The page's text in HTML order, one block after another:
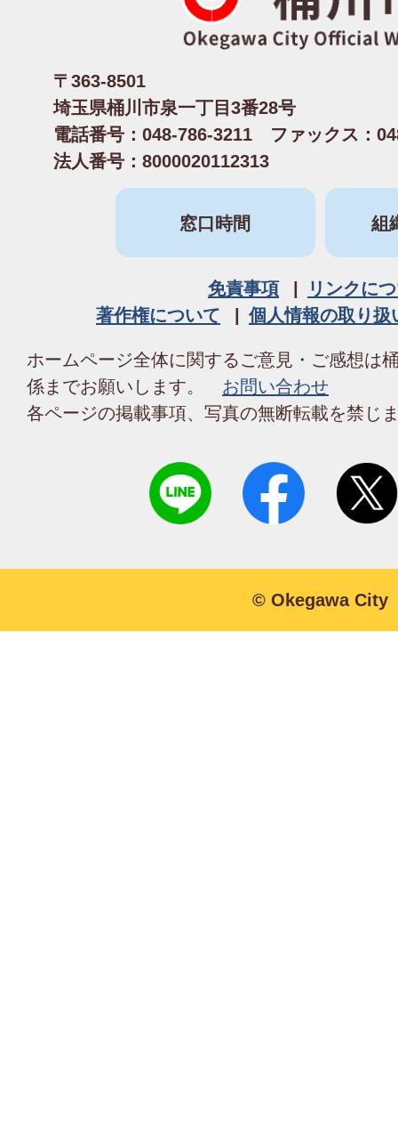
〒363-8501
埼玉県桶川市泉一丁目3番28号
電話番号：048-786-3211 ファックス：
法人番号：8000020112313
窓口時間 組
免責事項
リンクに
著作権について
個人情報の取り扱
ホームページ全体に関するご意見・ご感想は
係までお願いします。 お問い合わせ
各ページの掲載事項、写真の無断転載を禁じ
© Okegawa City